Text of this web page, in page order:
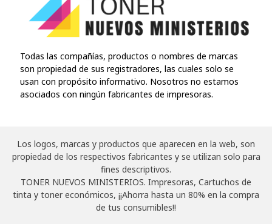
Todas las compañías, productos o nombres de marcas
son propiedad de sus registradores, las cuales solo se
usan con propósito informativo. Nosotros no estamos
asociados con ningún fabricantes de impresoras.
Los logos, marcas y productos que aparecen en la web, son
propiedad de los respectivos fabricantes y se utilizan solo para
fines descriptivos.
TONER NUEVOS MINISTERIOS. Impresoras, Cartuchos de
tinta y toner económicos, ¡¡Ahorra hasta un 80% en la compra
de tus consumibles!!